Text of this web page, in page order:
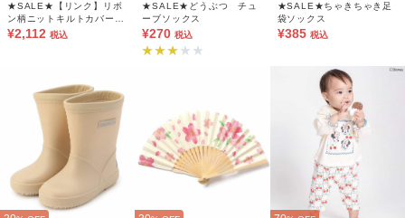
★SALE★【リンク】リボ
ン柄ニットキルトカバーオ
ール
¥2,112 税込
★SALE★どうぶつ チュ
ーブソックス
¥270 税込
★SALE★ちゃきちゃき足
袋ソックス
¥385 税込